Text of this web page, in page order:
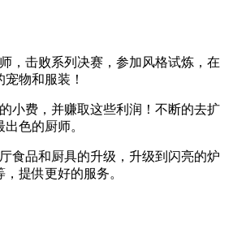
，击败系列决赛，参加风格试炼，在
物和服装！
小费，并赚取这些利润！不断的去扩
色的厨师。
食品和厨具的升级，升级到闪亮的炉
提供更好的服务。